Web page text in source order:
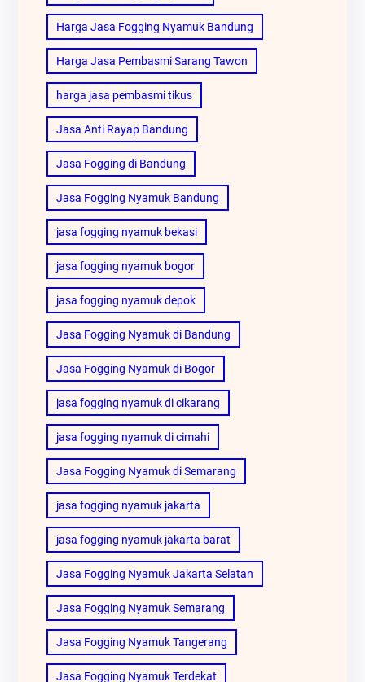
Harga Jasa Fogging Nyamuk Bandung
Harga Jasa Pembasmi Sarang Tawon
harga jasa pembasmi tikus
Jasa Anti Rayap Bandung
Jasa Fogging di Bandung
Jasa Fogging Nyamuk Bandung
jasa fogging nyamuk bekasi
jasa fogging nyamuk bogor
jasa fogging nyamuk depok
Jasa Fogging Nyamuk di Bandung
Jasa Fogging Nyamuk di Bogor
jasa fogging nyamuk di cikarang
jasa fogging nyamuk di cimahi
Jasa Fogging Nyamuk di Semarang
jasa fogging nyamuk jakarta
jasa fogging nyamuk jakarta barat
Jasa Fogging Nyamuk Jakarta Selatan
Jasa Fogging Nyamuk Semarang
Jasa Fogging Nyamuk Tangerang
Jasa Fogging Nyamuk Terdekat